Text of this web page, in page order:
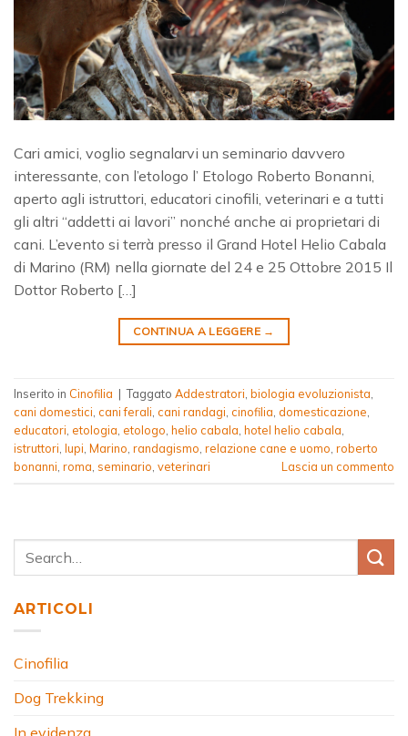
Cari amici, voglio segnalarvi un seminario davvero
interessante, con l’etologo l’ Etologo Roberto Bonanni,
aperto agli istruttori, educatori cinofili, veterinari e a tutti
gli altri “addetti ai lavori” nonché anche ai proprietari di
cani. L’evento si terrà presso il Grand Hotel Helio Cabala
di Marino (RM) nella giornate del 24 e 25 Ottobre 2015 Il
Dottor Roberto […]
CONTINUA A LEGGERE →
Inserito in Cinofilia | Taggato Addestratori biologia evoluzionista
cani domestici cani ferali cani randagi cinofilia domesticazione
educatori etologia etologo helio cabala hotel helio cabala
istruttori lupi Marino randagismo relazione cane e uomo roberto
bonanni roma seminario veterinari Lascia un commento
ARTICOLI
Cinofilia
Dog Trekking